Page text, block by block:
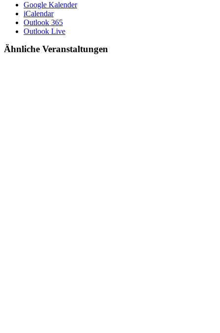
Google Kalender
iCalendar
Outlook 365
Outlook Live
Ähnliche Veranstaltungen